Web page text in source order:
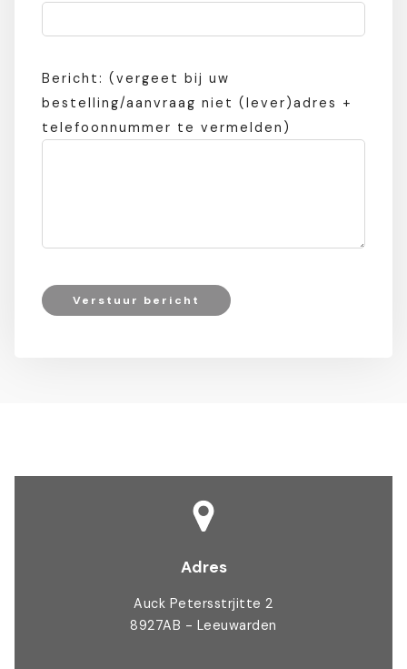
Bericht: (vergeet bij uw
bestelling/aanvraag niet (lever)adres +
telefoonnummer te vermelden)
Verstuur bericht
Adres
Auck Petersstrjitte 2
8927AB - Leeuwarden